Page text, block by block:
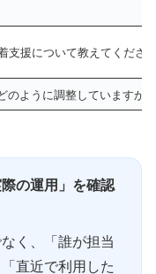
支援について教えてくださ
のように調整していますか
の運用」を確認
く、「誰が担当
直近で利用した